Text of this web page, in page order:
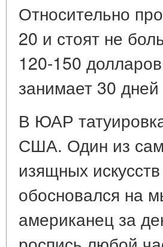
Относительно
20 и стоят не
120-150
занимает 30
В ЮАР
США. Один из
изящных
обосновался на
американец за